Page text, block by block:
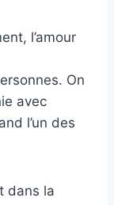
l’amour
On
avec
l’un des
dans la